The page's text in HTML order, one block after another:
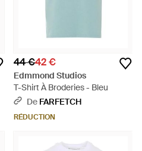
44 €42 €
Edmmond Studios
T-Shirt À Broderies - Bleu
De FARFETCH
RÉDUCTION